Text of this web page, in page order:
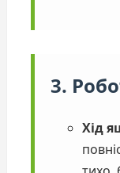
3.
Хід